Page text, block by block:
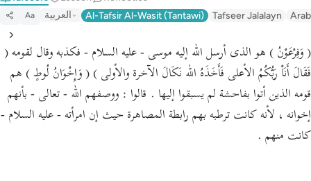
Aa العربية Al-Tafsir Al-Wasit (Tantawi) Tafseer Jalalayn
( وَفِرْعَوْنُ ) هو الذى أرسل الله إليه موسى - عليه السلام - فكذبه وقال لقومه (
فَقَالَ أَنَاْ رَبُّكُمُ الأعلى فَأَخَذَهُ الله نَكَالَ الآخرة والأولى ) ( وَإِخْوَانُ لُوطٍ ) هم
قومه الذين أتوا بفاحشة لم يسبقوا إليها . قالوا : ووصفهم الله - تعالى - بأنهم
إخوانه ، لأنه كانت ترطبه بهم رابطة المصاهرة حيث إن امرأته - عليه السلام -
كانت منهم .